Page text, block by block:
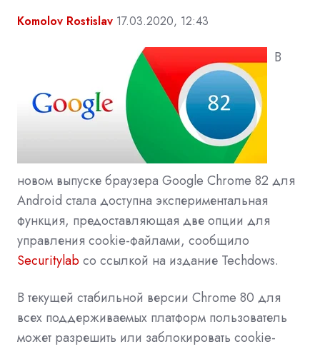
Komolov Rostislav 17.03.2020, 12:43
В
новом выпуске браузера Google Chrome 82 для
Android стала доступна экспериментальная
функция, предоставляющая две опции для
управления cookie-файлами, сообщило
Securitylabсо ссылкой на издание Techdows.
В текущей стабильной версии Chrome 80 для
всех поддерживаемых платформ пользователь
может разрешить или заблокировать cookie-